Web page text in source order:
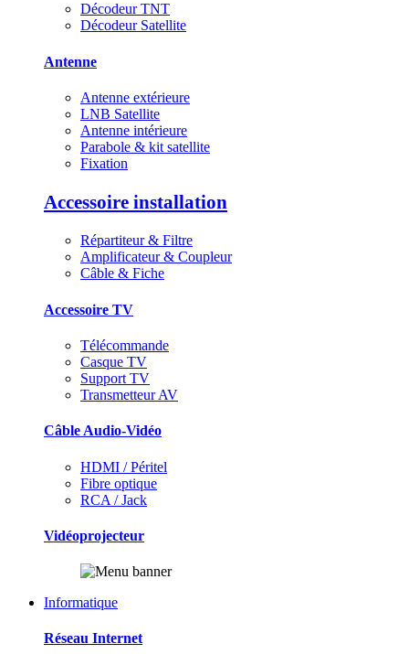
Décodeur TNT
Décodeur Satellite
Antenne
Antenne extérieure
LNB Satellite
Antenne intérieure
Parabole & kit satellite
Fixation
Accessoire installation
Répartiteur & Filtre
Amplificateur & Coupleur
Câble & Fiche
Accessoire TV
Télécommande
Casque TV
Support TV
Transmetteur AV
Câble Audio-Vidéo
HDMI / Péritel
Fibre optique
RCA / Jack
Vidéoprojecteur
Informatique
Réseau Internet